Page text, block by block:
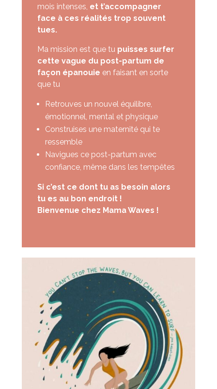
mois intenses, et t’accompagner
face à ces réalités trop souvent
tues.
Ma mission est que tu puisses surfer
cette vague du post-partum de
façon épanouie en faisant en sorte
que tu
Retrouves un nouvel équilibre,
émotionnel, mental et physique
Construises une maternité qui te
ressemble
Navigues ce post-partum avec
confiance, même dans les tempêtes
Si c’est ce dont tu as besoin alors
tu es au bon endroit !
Bienvenue chez Mama Waves !